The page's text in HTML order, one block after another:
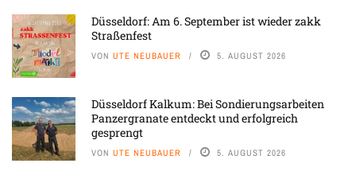
Düsseldorf: Am 6. September ist wieder zakk
Straßenfest
VON UTE NEUBAUER 5. AUGUST 2026
Düsseldorf Kalkum: Bei Sondierungsarbeiten
Panzergranate entdeckt und erfolgreich
gesprengt
VON UTE NEUBAUER 5. AUGUST 2026